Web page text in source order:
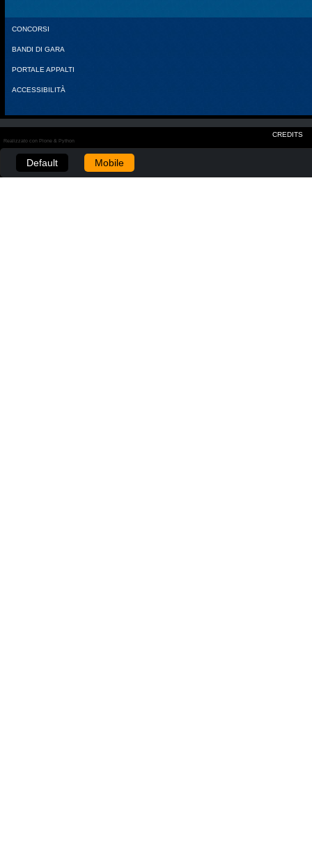
CONCORSI
BANDI DI GARA
PORTALE APPALTI
ACCESSIBILITÀ
CREDITS
Realizzato con Plone & Python
Default Mobile